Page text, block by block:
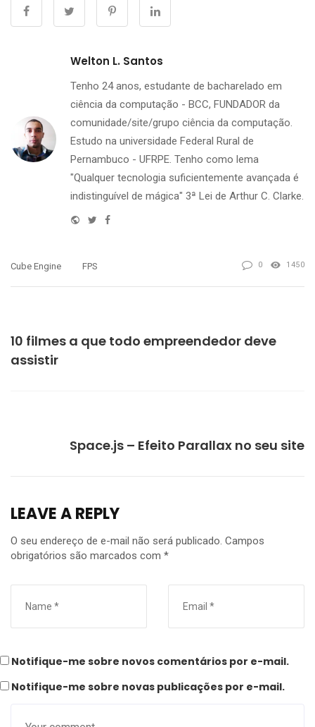
Welton L. Santos
Tenho 24 anos, estudante de bacharelado em
ciência da computação - BCC, FUNDADOR da
comunidade/site/grupo ciência da computação.
Estudo na universidade Federal Rural de
Pernambuco - UFRPE. Tenho como lema
"Qualquer tecnologia suficientemente avançada é
indistinguível de mágica" 3ª Lei de Arthur C. Clarke.
WebsiteTwitter
Facebook
Cube Engine FPS 0 1450
10 filmes a que todo empreendedor deve
assistir
Space.js – Efeito Parallax no seu site
LEAVE A REPLY
O seu endereço de e-mail não será publicado. Campos
obrigatórios são marcados com *
Notifique-me sobre novos comentários por e-mail.
Notifique-me sobre novas publicações por e-mail.